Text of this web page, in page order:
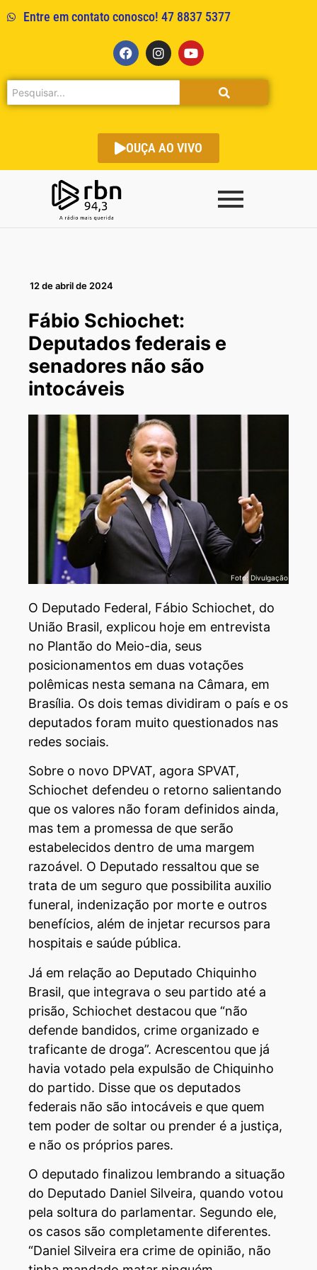
Entre em contato conosco! 47 8837 5377
OUÇA AO VIVO
12 de abril de 2024
Fábio Schiochet:
Deputados federais e
senadores não são
intocáveis
Foto: Divulgação
O Deputado Federal, Fábio Schiochet, do
União Brasil, explicou hoje em entrevista
no Plantão do Meio-dia, seus
posicionamentos em duas votações
polêmicas nesta semana na Câmara, em
Brasília. Os dois temas dividiram o país e os
deputados foram muito questionados nas
redes sociais.
Sobre o novo DPVAT, agora SPVAT,
Schiochet defendeu o retorno salientando
que os valores não foram definidos ainda,
mas tem a promessa de que serão
estabelecidos dentro de uma margem
razoável. O Deputado ressaltou que se
trata de um seguro que possibilita auxilio
funeral, indenização por morte e outros
benefícios, além de injetar recursos para
hospitais e saúde pública.
Já em relação ao Deputado Chiquinho
Brasil, que integrava o seu partido até a
prisão, Schiochet destacou que “não
defende bandidos, crime organizado e
traficante de droga”. Acrescentou que já
havia votado pela expulsão de Chiquinho
do partido. Disse que os deputados
federais não são intocáveis e que quem
tem poder de soltar ou prender é a justiça,
e não os próprios pares.
O deputado finalizou lembrando a situação
do Deputado Daniel Silveira, quando votou
pela soltura do parlamentar. Segundo ele,
os casos são completamente diferentes.
“Daniel Silveira era crime de opinião, não